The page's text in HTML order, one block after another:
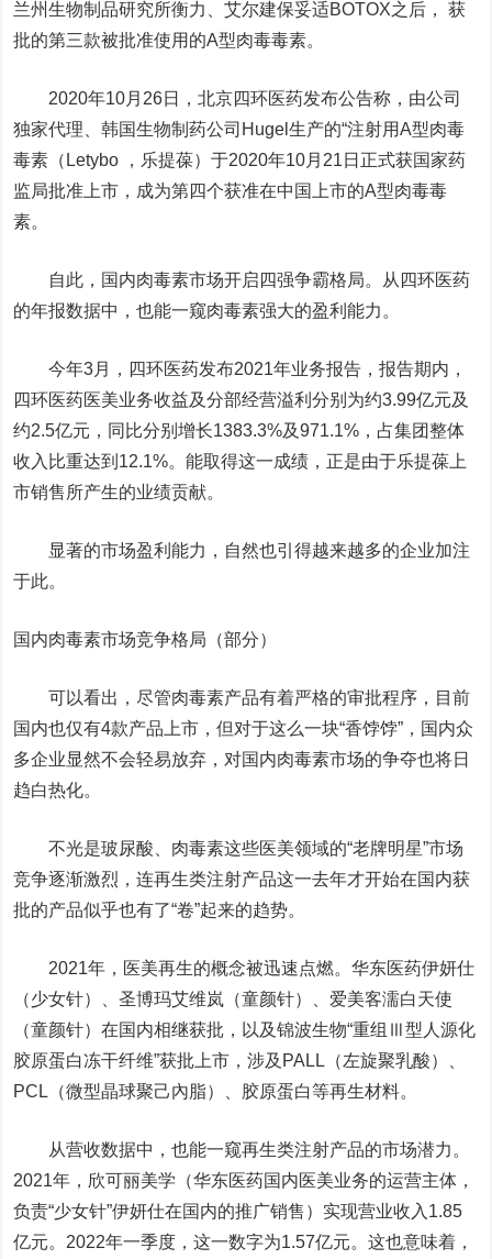
兰州生物制品研究所衡力、艾尔建保妥适BOTOX之后， 获
批的第三款被批准使用的A型肉毒毒素。
2020年10月26日，北京四环医药发布公告称，由公司
独家代理、韩国生物制药公司Hugel生产的“注射用A型肉毒
毒素（Letybo ，乐提葆）于2020年10月21日正式获国家药
监局批准上市，成为第四个获准在中国上市的A型肉毒毒
素。
自此，国内肉毒素市场开启四强争霸格局。从四环医药
的年报数据中，也能一窥肉毒素强大的盈利能力。
今年3月，四环医药发布2021年业务报告，报告期内，
四环医药医美业务收益及分部经营溢利分别为约3.99亿元及
约2.5亿元，同比分别增长1383.3%及971.1%，占集团整体
收入比重达到12.1%。能取得这一成绩，正是由于乐提葆上
市销售所产生的业绩贡献。
显著的市场盈利能力，自然也引得越来越多的企业加注
于此。
国内肉毒素市场竞争格局（部分）
可以看出，尽管肉毒素产品有着严格的审批程序，目前
国内也仅有4款产品上市，但对于这么一块“香饽饽”，国内众
多企业显然不会轻易放弃，对国内肉毒素市场的争夺也将日
趋白热化。
不光是玻尿酸、肉毒素这些医美领域的“老牌明星”市场
竞争逐渐激烈，连再生类注射产品这一去年才开始在国内获
批的产品似乎也有了“卷”起来的趋势。
2021年，医美再生的概念被迅速点燃。华东医药伊妍仕
（少女针）、圣博玛艾维岚（童颜针）、爱美客濡白天使
（童颜针）在国内相继获批，以及锦波生物“重组Ⅲ型人源化
胶原蛋白冻干纤维”获批上市，涉及PALL（左旋聚乳酸）、
PCL（微型晶球聚己內脂）、胶原蛋白等再生材料。
从营收数据中，也能一窥再生类注射产品的市场潜力。
2021年，欣可丽美学（华东医药国内医美业务的运营主体，
负责“少女针”伊妍仕在国内的推广销售）实现营业收入1.85
亿元。2022年一季度，这一数字为1.57亿元。这也意味着，